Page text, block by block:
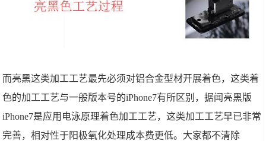
而亮黑这类加工工艺最先必须对铝合金型材开展着色，这类着
色的加工工艺与一般版本号的iPhone7有所区别，据闻亮黑版
iPhone7是应用电泳原理着色加工工艺，这类加工工艺早已非常
完善，相对性于阳极氧化处理成本费更低。大家都不清除